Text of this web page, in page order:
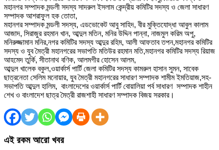
মহানগর সম্পাদক মন্ডলী সদস্য সাদরুল ইসলাম কেন্দ্রীয় কমিটির সদস্য ও জেলা সাধারণ
সম্পাদক আশরাফুল হক তোতা,
মহানগর সম্পাদক মন্ডলী সদস্য, এডভোকেট আবু সাহিদ, বীর মুক্তিযোদ্ধা আবুল কালাম
আজাদ, সিরাজুর রহমান খান, আব্দুল মতিন, মনির উদ্দিন পান্না, নাজমুল করিম অপু,
মনিরুজ্জামান মনির,নগর কমিটির সদস্য আব্দুর রহিম, আলী আফতাব তপন,মহানগর কমিটির
সদস্য ও যুব মৈত্রী মহানগরের সভাপতি মতিউর রহমান মতি,মহানগর কমিটির সদস্য রিয়াজ
আহমেদ তুর্কি, সীতানাথ বণিক, আলমগীর হোসেন আলম,
আব্দুল খালেক বকুল,ওয়ার্কার্স পার্টি জেলা কমিটির সদস্য কামরুল হাসান সুমন, সাবেক
ছাত্রনেতা সেলিম মনোয়ার, যুব মৈত্রী মহানগরের সাধারণ সম্পাদক শামীম ইমতিয়াজ,সহ-
সভাপতি আব্দুল হালিম, বাংলাদেশের ওয়ার্কার্স পার্টি বোয়ালিয়া পর্ব সাধারণ সম্পাদক শাহীন
শেখ ও বাংলাদেশ ছাত্র মৈত্রী রাজশাহী সাধারণ সম্পাদক বিজয় সরকার।
এই রকম আরো খবর